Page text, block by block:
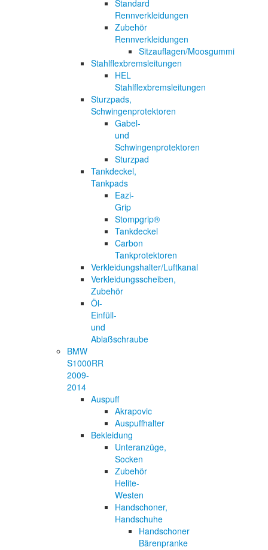
Standard
Rennverkleidungen
Zubehör
Rennverkleidungen
Sitzauflagen/Moosgummi
Stahlflexbremsleitungen
HEL
Stahlflexbremsleitungen
Sturzpads,
Schwingenprotektoren
Gabel-
und
Schwingenprotektoren
Sturzpad
Tankdeckel,
Tankpads
Eazi-
Grip
Stompgrip®
Tankdeckel
Carbon
Tankprotektoren
Verkleidungshalter/Luftkanal
Verkleidungsscheiben,
Zubehör
Öl-
Einfüll-
und
Ablaßschraube
BMW
S1000RR
2009-
2014
Auspuff
Akrapovic
Auspuffhalter
Bekleidung
Unteranzüge,
Socken
Zubehör
Helite-
Westen
Handschoner,
Handschuhe
Handschoner
Bärenpranke